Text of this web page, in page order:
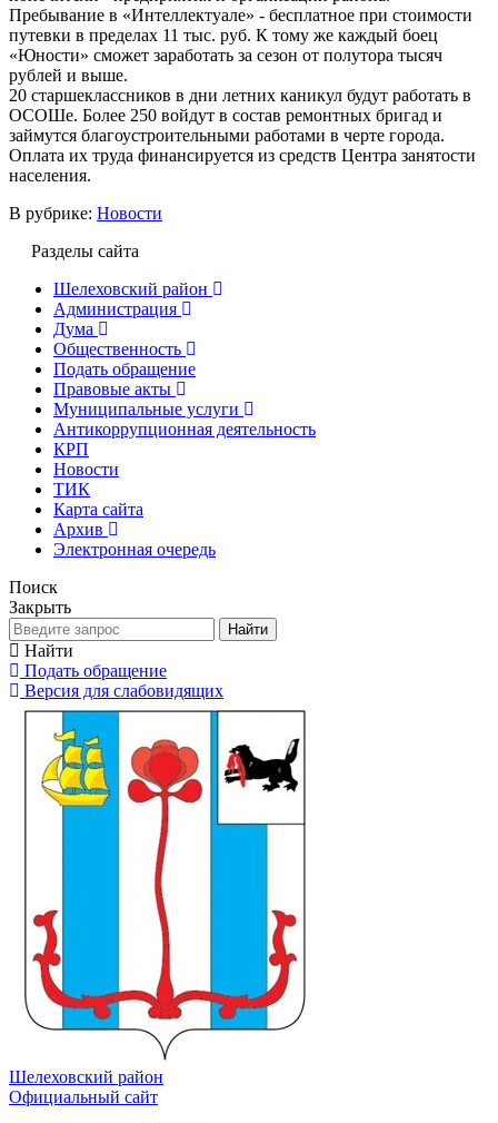
Пребывание в «Интеллектуале» - бесплатное при стоимости
путевки в пределах 11 тыс. руб. К тому же каждый боец
«Юности» сможет заработать за сезон от полутора тысяч
рублей и выше.
20 старшеклассников в дни летних каникул будут работать в
ОСОШе. Более 250 войдут в состав ремонтных бригад и
займутся благоустроительными работами в черте города.
Оплата их труда финансируется из средств Центра занятости
населения.
В рубрике: Новости
Разделы сайта
Шелеховский район
Администрация
Дума
Общественность
Подать обращение
Правовые акты
Муниципальные услуги
Антикоррупционная деятельность
КРП
Новости
ТИК
Карта сайта
Архив
Электронная очередь
Поиск
Закрыть
Найти
Найти
Подать обращение
Версия для слабовидящих
Шелеховский район
Официальный сайт